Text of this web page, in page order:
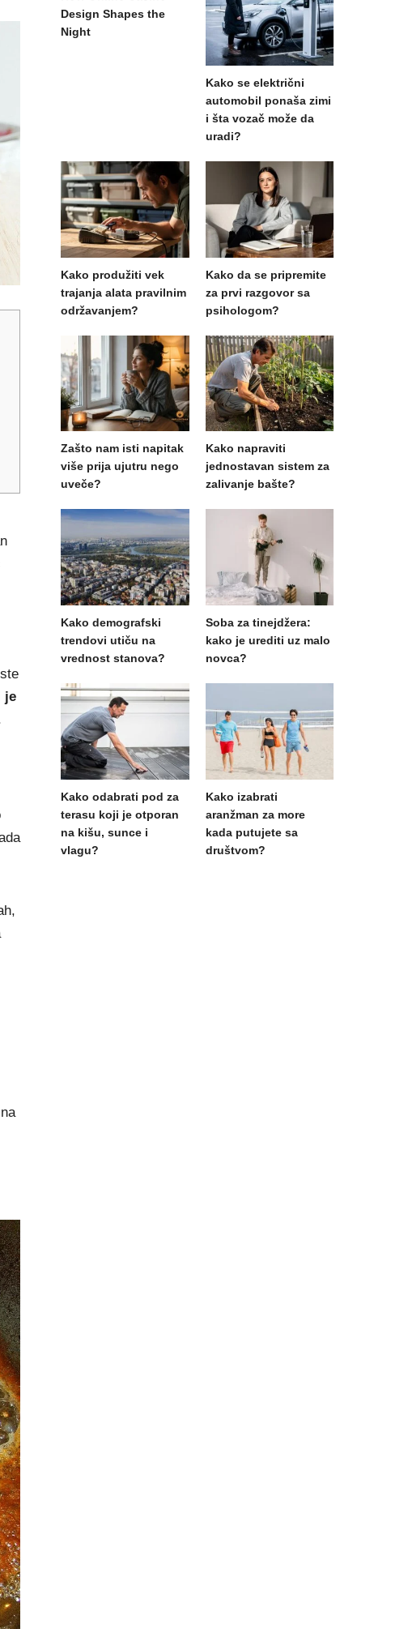
je
Design Shapes the
Night
Kako se električni
automobil ponaša zimi
i šta vozač može da
uradi?
Kako produžiti vek
trajanja alata pravilnim
održavanjem?
Kako da se pripremite
za prvi razgovor sa
psihologom?
Zašto nam isti napitak
više prija ujutru nego
uveče?
Kako napraviti
jednostavan sistem za
zalivanje bašte?
Kako demografski
trendovi utiču na
vrednost stanova?
Soba za tinejdžera:
kako je urediti uz malo
novca?
Kako odabrati pod za
terasu koji je otporan
na kišu, sunce i
vlagu?
Kako izabrati
aranžman za more
kada putujete sa
društvom?